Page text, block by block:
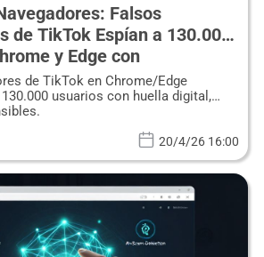
Falsos
de TikTok Espían a 130.000
y Edge con
de TikTok en Chrome/Edge
usuarios con huella digital,
20/4/26 16:00